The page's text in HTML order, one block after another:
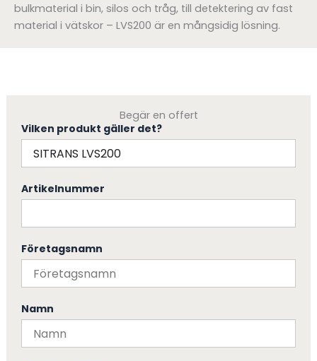
bulkmaterial i bin, silos och tråg, till detektering av fast
material i vätskor – LVS200 är en mångsidig lösning.
Begär en offert
Vilken produkt gäller det?
Artikelnummer
Företagsnamn
Namn